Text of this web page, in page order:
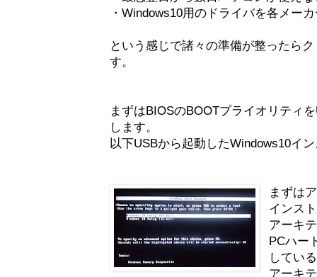
・Windows10用のドライバを各メー
という感じで諸々の準備が整ったら
す。
まずはBIOSのBOOTプライオリティ
します。
以下USBから起動したWindows10イ
まずは
インス
アーキ
PCハー
している
アーキ